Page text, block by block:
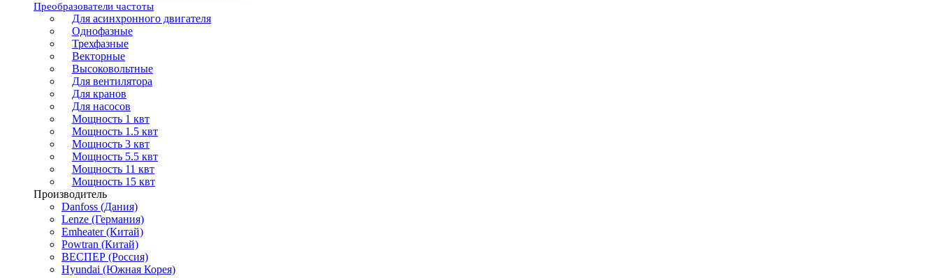
Преобразователи частоты
Для асинхронного двигателя
Однофазные
Трехфазные
Векторные
Высоковольтные
Для вентилятора
Для кранов
Для насосов
Мощность 1 квт
Мощность 1.5 квт
Мощность 3 квт
Мощность 5.5 квт
Мощность 11 квт
Мощность 15 квт
Производитель
Danfoss (Дания)
Lenze (Германия)
Emheater (Китай)
Powtran (Китай)
ВЕСПЕР (Россия)
Hyundai (Южная Корея)